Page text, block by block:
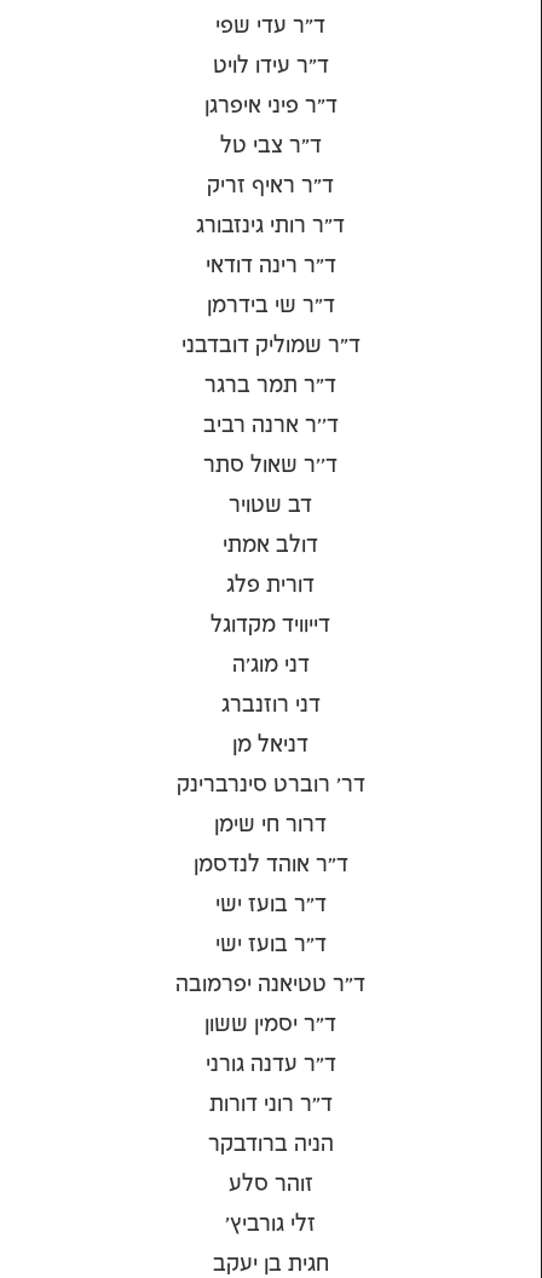
ד"ר עדי שפי
ד"ר עידו לויט
ד"ר פיני איפרגן
ד"ר צבי טל
ד"ר ראיף זריק
ד"ר רותי גינזבורג
ד"ר רינה דודאי
ד"ר שי בידרמן
ד"ר שמוליק דובדבני
ד"ר תמר ברגר
ד''ר ארנה רביב
ד''ר שאול סתר
דב שטויר
דולב אמתי
דורית פלג
דייוויד מקדוגל
דני מוג'ה
דני רוזנברג
דניאל מן
דר' רוברט סינרברינק
דרור חי שימן
ד״ר אוהד לנדסמן
ד״ר בועז ישי
ד״ר בועז ישי
ד״ר טטיאנה יפרמובה
ד״ר יסמין ששון
ד״ר עדנה גורני
ד״ר רוני דורות
הניה ברודבקר
זוהר סלע
זלי גורביץ'
חגית בן יעקב